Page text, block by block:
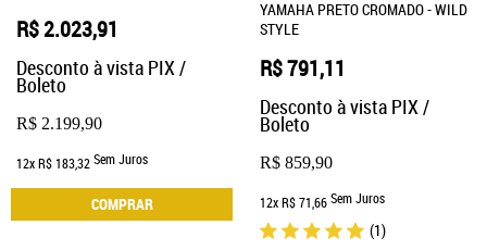
R$ 2.199,90
R$ 2.023,91
Desconto à vista PIX /
Boleto
12xR$ 183,32Sem Juros
COMPRAR
YAMAHA PRETO CROMADO - WILD
STYLE
(1)
R$ 859,90
R$ 791,11
Desconto à vista PIX /
Boleto
12xR$ 71,66Sem Juros